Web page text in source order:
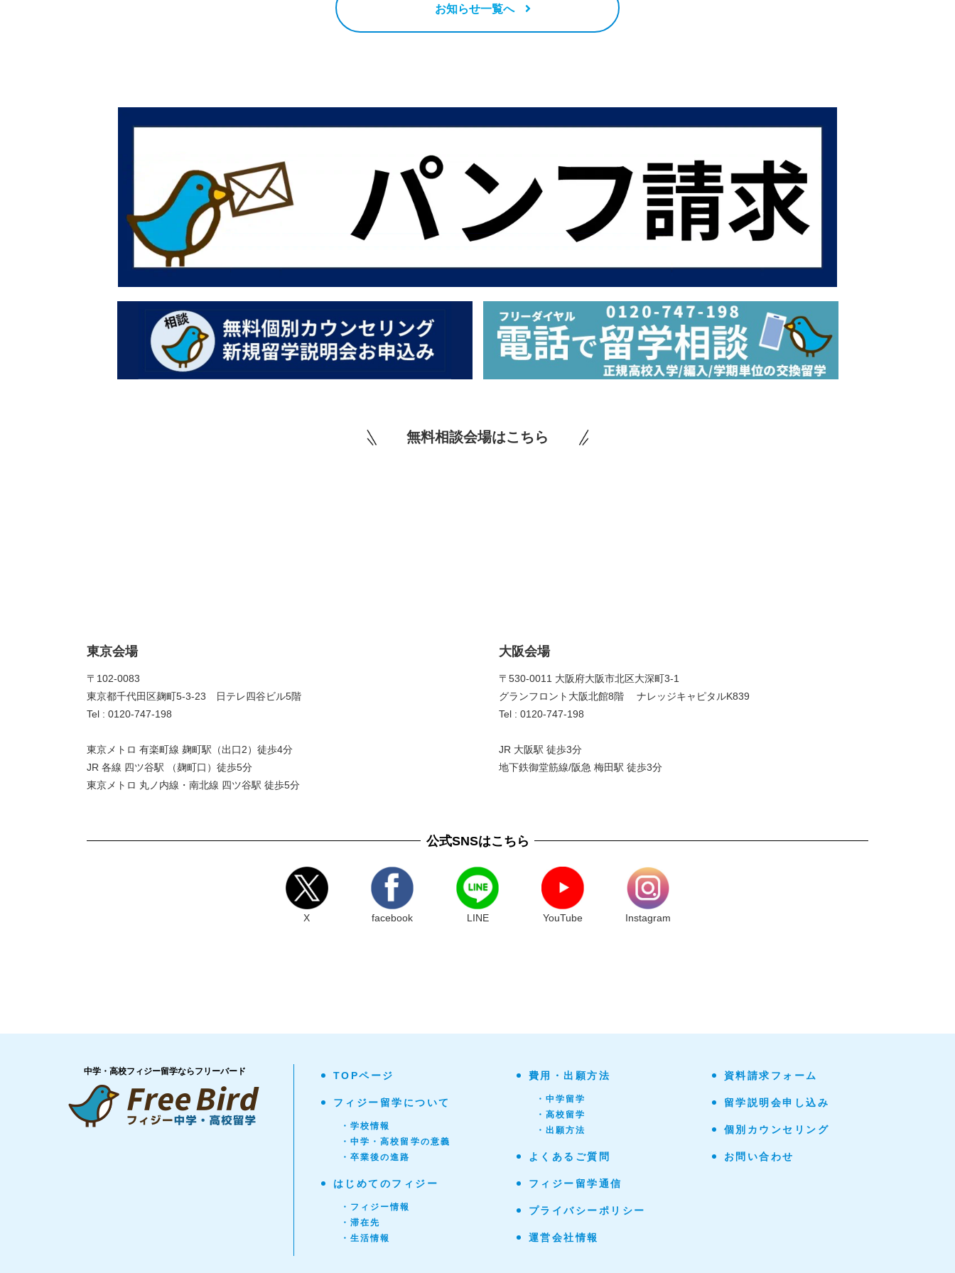
お知らせ一覧へ
無料相談会場はこちら
東京会場
〒102-0083
東京都千代田区麹町5-3-23 日テレ四谷ビル5階
Tel : 0120-747-198
東京メトロ 有楽町線 麹町駅（出口2）徒歩4分
JR 各線 四ツ谷駅 （麹町口）徒歩5分
東京メトロ 丸ノ内線・南北線 四ツ谷駅 徒歩5分
大阪会場
〒530-0011 大阪府大阪市北区大深町3-1
グランフロント大阪北館8階 ナレッジキャピタルK839
Tel : 0120-747-198
JR 大阪駅 徒歩3分
地下鉄御堂筋線/阪急 梅田駅 徒歩3分
公式SNSはこちら
X facebook LINE YouTube Instagram
中学・高校フィジー留学ならフリーバード TOPページ
フィジー留学について
・学校情報
・中学・高校留学の意義
・卒業後の進路
はじめてのフィジー
・フィジー情報
・滞在先
・生活情報
費用・出願方法
・中学留学
・高校留学
・出願方法
よくあるご質問
フィジー留学通信
プライバシーポリシー
運営会社情報
資料請求フォーム
留学説明会申し込み
個別カウンセリング
お問い合わせ